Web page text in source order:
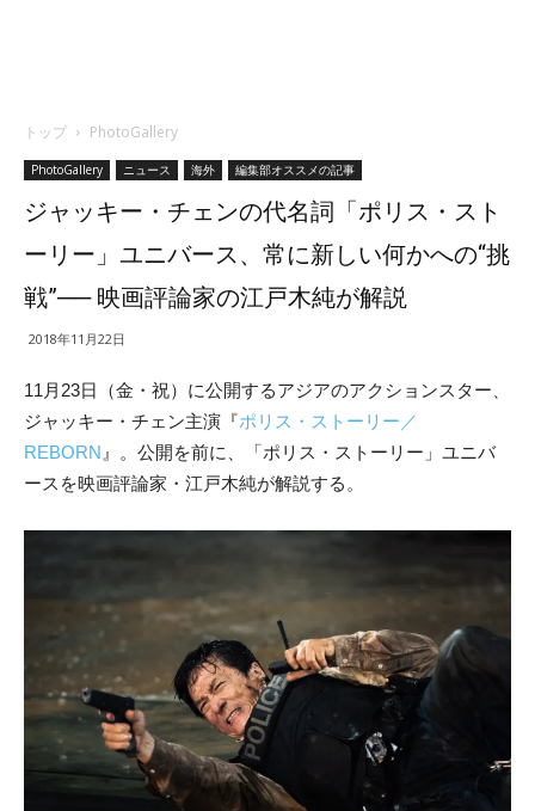
トップ PhotoGallery
PhotoGallery ニュース 海外 編集部オススメの記事
ジャッキー・チェンの代名詞「ポリス・スト
ーリー」ユニバース、常に新しい何かへの“挑
戦”── 映画評論家の江戸木純が解説
2018年11月22日
11月23日（金・祝）に公開するアジアのアクションスター、
ジャッキー・チェン主演『ポリス・ストーリー／
REBORN 』。公開を前に、「ポリス・ストーリー」ユニバ
ースを映画評論家・江戸木純が解説する。